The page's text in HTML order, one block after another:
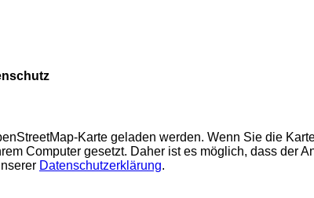
Karte geladen werden. Wenn Sie die
Computer gesetzt. Daher ist es möglich, dass der
Datenschutzerklärung.